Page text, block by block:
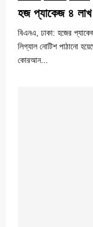
হজ প্যাকেজ ৪ লাখ
বিএনএ, ঢাকা: হজের
লিগ্যাল নোটিশ পাঠানো
কোরআন...